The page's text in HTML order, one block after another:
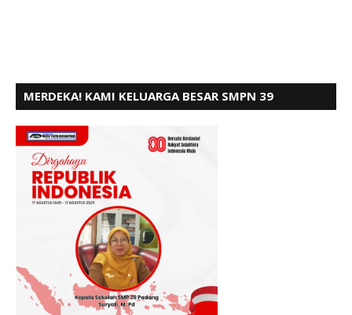
MERDEKA! KAMI KELUARGA BESAR SMPN 39